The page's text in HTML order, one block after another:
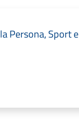
Persona, Sport e